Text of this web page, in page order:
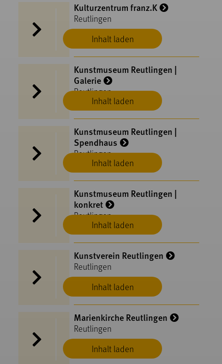
Inhalt laden
Kulturzentrum franz.K
Reutlingen
Inhalt laden
Kunstmuseum Reutlingen |
Galerie
Reutlingen
Inhalt laden
Kunstmuseum Reutlingen |
Spendhaus
Reutlingen
Inhalt laden
Kunstmuseum Reutlingen |
konkret
Reutlingen
Inhalt laden
Kunstverein Reutlingen
Reutlingen
Inhalt laden
Marienkirche Reutlingen
Reutlingen